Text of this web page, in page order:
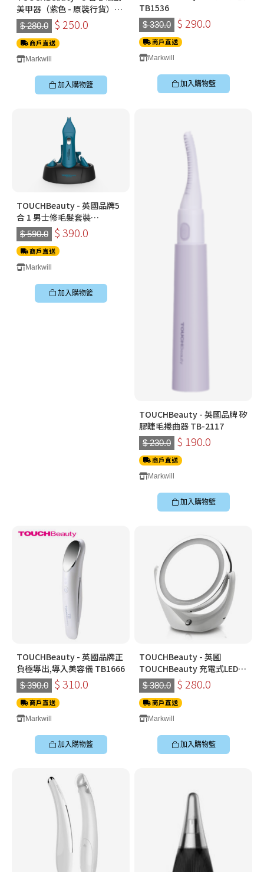
美甲器（紫色 - 原裝行貨）
TB1333
$ 280.0 $ 250.0
商戶直送
Markwill
加入購物籃
TB1536
$ 330.0 $ 290.0
商戶直送
Markwill
加入購物籃
TOUCHBeauty - 英國品牌5
合 1 男士修毛髮套裝
TB0868B
$ 590.0 $ 390.0
商戶直送
Markwill
加入購物籃
TOUCHBeauty - 英國品牌 矽
膠睫毛捲曲器 TB-2117
$ 230.0 $ 190.0
商戶直送
Markwill
加入購物籃
TOUCHBeauty - 英國品牌正
負極導出,導入美容儀 TB1666
$ 390.0 $ 310.0
商戶直送
Markwill
加入購物籃
TOUCHBeauty - 英國
TOUCHBeauty 充電式LED化
妝鏡 (1倍 + 放大5倍) TB-
1276
$ 380.0 $ 280.0
商戶直送
Markwill
加入購物籃